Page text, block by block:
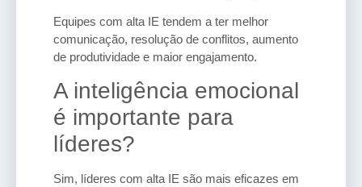
Equipes com alta IE tendem a ter melhor
comunicação, resolução de conflitos, aumento
de produtividade e maior engajamento.
A inteligência emocional
é importante para
líderes?
Sim, líderes com alta IE são mais eficazes em